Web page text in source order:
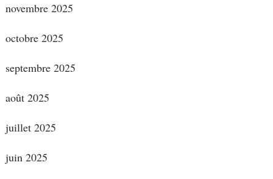
novembre 2025
octobre 2025
septembre 2025
août 2025
juillet 2025
juin 2025